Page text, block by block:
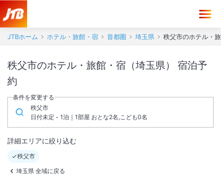
JTBホーム ホテル・旅館・宿 首都圏 埼玉県 秩父市のホテル・
秩父市のホテル・旅館・宿（埼玉県） 宿泊予
約
条件を変更する
秩父市
日付未定 - 1泊｜1部屋 おとな2名,こども0名
詳細エリアに絞り込む
秩父市
埼玉県 全域に戻る